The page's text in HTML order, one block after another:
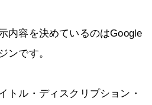
内容を決めているのはGoogle
ンです。
トル・ディスクリプション・